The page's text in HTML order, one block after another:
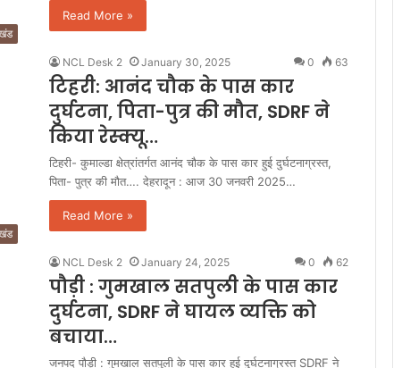
Read More »
NCL Desk 2 January 30, 2025 0 63
टिहरी: आनंद चौक के पास कार
दुर्घटना, पिता-पुत्र की मौत, SDRF ने
किया रेस्क्यू…
टिहरी- कुमाल्डा क्षेत्रांतर्गत आनंद चौक के पास कार हुई दुर्घटनाग्रस्त,
पिता- पुत्र की मौत…. देहरादून : आज 30 जनवरी 2025…
Read More »
NCL Desk 2 January 24, 2025 0 62
पौड़ी : गुमखाल सतपुली के पास कार
दुर्घटना, SDRF ने घायल व्यक्ति को
बचाया…
जनपद पौड़ी : गुमखाल सतपुली के पास कार हुई दुर्घटनाग्रस्त SDRF ने